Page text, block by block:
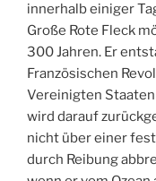
innerhalb einiger
Große Rote Fleck
300 Jahren. Er
Französischen
Vereinigten
wird darauf
nicht über einer
durch Reibung